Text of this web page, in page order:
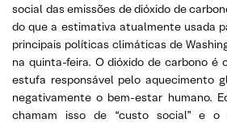
social das emissões de dióxido de
do que a estimativa atualmente usada
principais políticas climáticas de
na quinta-feira. O dióxido de carbono é
estufa responsável pelo aquecimento
negativamente o bem-estar humano.
chamam isso de “custo social” e o